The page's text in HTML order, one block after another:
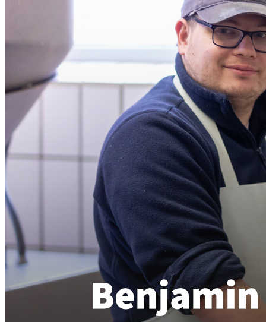
STATISTIK
Statistik Cookies erfassen Informationen anonym.
Informationen helfen uns zu verstehen, wie unsere
Besucher unsere Website nutzen.
Diese Webseite verwendet Matomo, eine Open Source,
selbstgehostete Software um anonyme Nutzungsdaten für
diese Webseite zu sammeln.
Google Tag Manager (GTM)
Der Google Tag Manager selbst setzt keine Cookies,
ermöglicht jedoch das Nachladen und Auslösen weiterer